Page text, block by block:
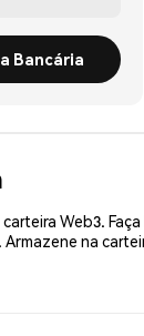
Bancária
Web3.
na